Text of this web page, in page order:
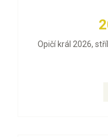
Opičí král 2026,